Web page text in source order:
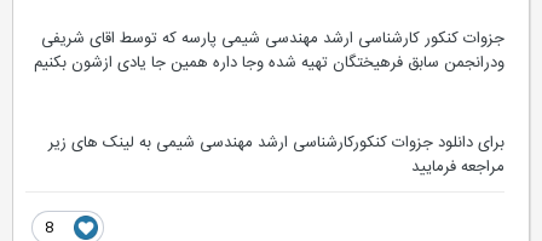
جزوات کنکور کارشناسی ارشد مهندسی شیمی پارسه که توسط اقای شریفی
ودرانجمن سابق فرهیختگان تهیه شده وجا داره همین جا یادی ازشون بکنیم
برای دانلود جزوات کنکورکارشناسی ارشد مهندسی شیمی به لینک های زیر
مراجعه فرمایید